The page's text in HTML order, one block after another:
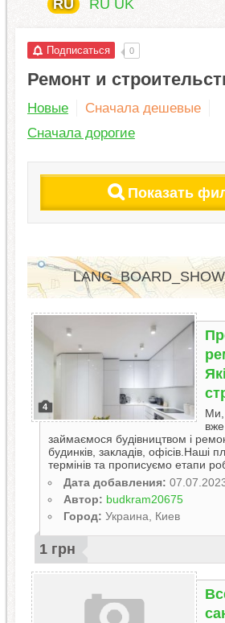
RU RU UK
Подписаться 0
Ремонт и
Новые
Сначала дешевые
Сначала дорогие
Показать
4
Ми,
займаємося будівництвом і
будинків, закладів, офісів.Наші
термінів та прописуємо етапи
Дата добавления:
Автор: budkram20675
Город: Украина, Киев
1 грн